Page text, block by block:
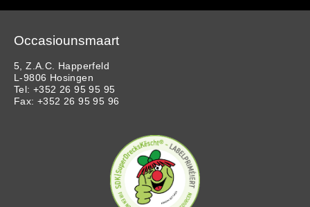
Occasiounsmaart
5, Z.A.C. Happerfeld
L-9806 Hosingen
Tel: +352 26 95 95 95
Fax: +352 26 95 95 96